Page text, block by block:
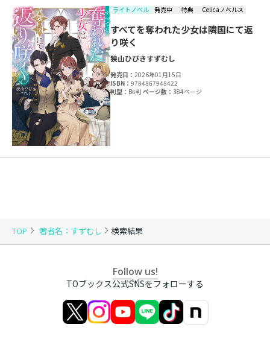
TOP 著者名：すずむし 検索結果
ライトノベル 発売中 特典 Celicaノベルス
すべてを奪われた少女は隣国にて返
り咲く
狭山ひびきすずむし
発売日：2026年01月15日
ISBN：9784867948422
判型： B6判ページ数：384ページ
Follow us!
TOブックス公式SNSをフォローする